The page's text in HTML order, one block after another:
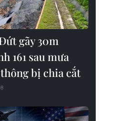
gãy 30m
161 sau mưa
bị chia cắt